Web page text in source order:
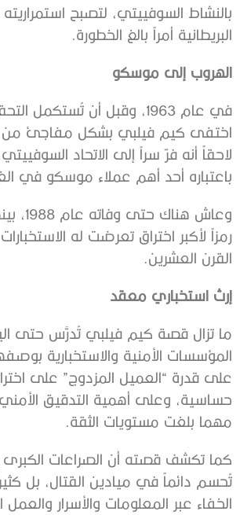
بالنشاط السوفييتي، لتصبح استمراريته
البريطانية أمراً بالغ الخطورة.
الهروب إلى موسكو
في عام 1963، وقبل أن تُستكمل
اختفى كيم فيلبي بشكل مفاجئ من
لاحقاً أنه فرّ سراً إلى الاتحاد
باعتباره أحد أهم عملاء موسكو في
وعاش
رمزاً لأكبر اختراق تعرضت له
القرن العشرين.
إرث استخباري معقد
ما تزال قصة كيم فيلبي تُدرَّس حتى
المؤسسات الأمنية والاستخبارية
على قدرة “العميل المزدوج” على
حساسية، وعلى أهمية التدقيق الأمني
مهما بلغت مستويات الثقة.
كما تكشف قصته أن الصراعات الكبرى
تُحسم دائماً في ميادين القتال، بل
الخفاء عبر المعلومات والأسرار والعمل